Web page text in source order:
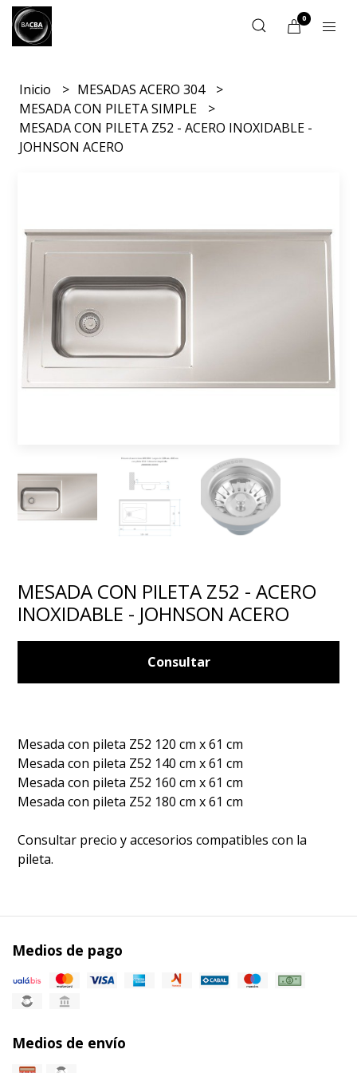
0
Inicio
MESADAS ACERO 304
MESADA CON PILETA SIMPLE
MESADA CON PILETA Z52 - ACERO INOXIDABLE -
JOHNSON ACERO
MESADA CON PILETA Z52 - ACERO
INOXIDABLE - JOHNSON ACERO
Consultar
Mesada con pileta Z52 120 cm x 61 cm
Mesada con pileta Z52 140 cm x 61 cm
Mesada con pileta Z52 160 cm x 61 cm
Mesada con pileta Z52 180 cm x 61 cm
Consultar precio y accesorios compatibles con la
pileta.
Medios de pago
Medios de envío